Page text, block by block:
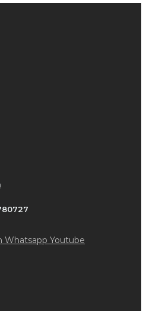
Whatsapp Youtube